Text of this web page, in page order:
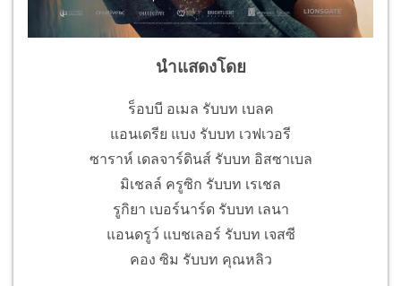
นำแสดงโดย
ร็อบบี อเมล รับบท เบลค
แอนเดรีย แบง รับบท เวฟเวอรี
ซาราห์ เดลจาร์ดินส์ รับบท อิสซาเบล
มิเชลล์ ครูซิก รับบท เรเชล
รูกิยา เบอร์นาร์ด รับบท เลนา
แอนดรูว์ แบชเลอร์ รับบท เจสซี
คอง ซิม รับบท คุณหลิว